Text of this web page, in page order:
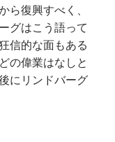
ら復興すべく、
グはこう語って
信的な面もある
の偉業はなしと
にリンドバーグ